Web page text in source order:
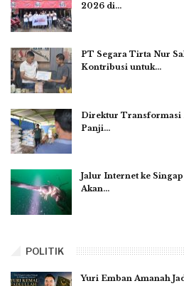
2026 di…
PT Segara Tirta Nur
Kontribusi untuk…
Direktur Transformasi
Panji…
Jalur Internet ke
Akan…
POLITIK
Yuri Emban Amanah